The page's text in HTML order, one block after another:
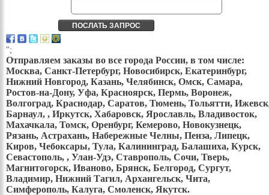
";
Отправляем заказы во все города России, в том числе:
Москва, Санкт-Петербург, Новосибирск, Екатеринбург,
Нижний Новгород, Казань, Челябинск, Омск, Самара,
Ростов-на-Дону, Уфа, Красноярск, Пермь, Воронеж,
Волгоград, Краснодар, Саратов, Тюмень, Тольятти,
Барнаул, , Иркутск, Хабаровск, Ярославль, Владивосток,
Махачкала, Томск, Оренбург, Кемерово, Новокузнецк,
Рязань, Астрахань, Набережные Челны, Пенза, Липецк,
Киров, Чебоксары, Тула, Калининград, Балашиха, Курск,
Севастополь, , Улан-Удэ, Ставрополь, Сочи, Тверь,
Магнитогорск, Иваново, Брянск, Белгород, Сургут,
Владимир, Нижний Тагил, Архангельск, Чита,
Симферополь, Калуга, Смоленск, Якутск.